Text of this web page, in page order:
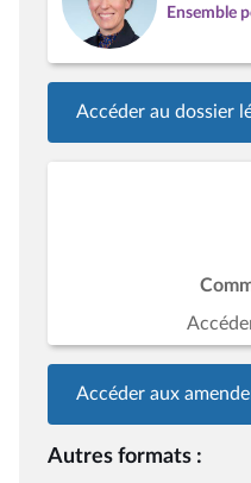
Ensemble
Accéder au dossier
Accéder aux
Autres formats :